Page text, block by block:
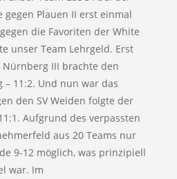
gegen Plauen II erst einmal
die Favoriten der White
unser Team Lehrgeld. Erst
III brachte den
11:2. Und nun war das
den SV Weiden folgte der
Aufgrund des verpassten
aus 20 Teams nur
9-12 möglich, was prinzipiell
war. Im